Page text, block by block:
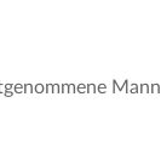
Mann